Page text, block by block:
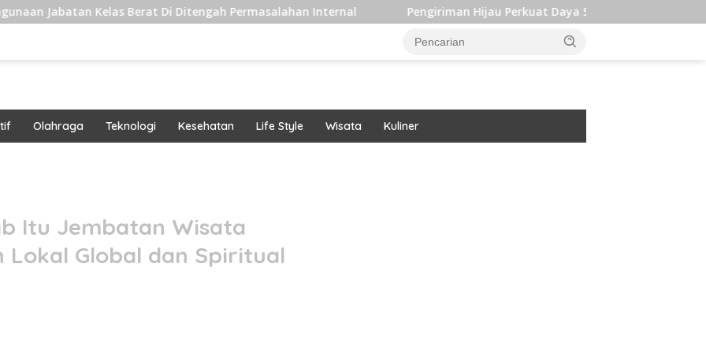
Kelas Berat Di Ditengah Permasalahan Internal Pengiriman Hijau Perkuat Daya Saing dan Dukung Target Iklim
Olahraga Teknologi Kesehatan Life Style Wisata Kuliner
Itu Jembatan Wisata
Global dan Spiritual